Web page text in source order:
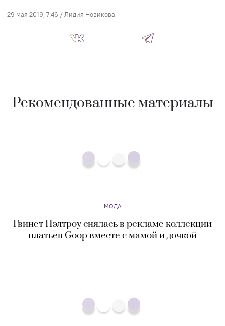
29 мая 2019, 7:46 / Лидия Новикова
Рекомендованные материалы
МОДА
Гвинет Пэлтроу снялась в рекламе коллекции
платьев Goop вместе с мамой и дочкой
Воздух, свет и безмятежность: как носить